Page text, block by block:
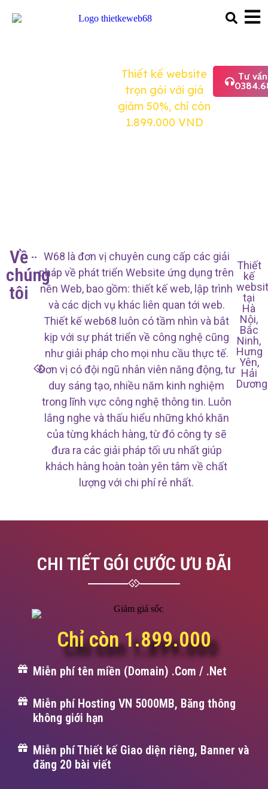
Thiết kế website
trọn gói với giá
giảm 50%, chỉ còn
1.899.000 VND
Tư
Về
chúng
tôi
W68 là đơn vị chuyên cung cấp các giải
pháp về phát triển Website ứng dụng trên
nền Web, bao gồm: thiết kế web, lập trình
và các dịch vụ khác liên quan tới web.
Thiết kế web68 luôn có tầm nhìn và bắt
kịp với sự phát triển về công nghệ cũng
như giải pháp cho mọi nhu cầu thực tế.
Đơn vị có đội ngũ nhân viên năng động, tư
duy sáng tạo, nhiều năm kinh nghiệm
trong lĩnh vực công nghệ thông tin. Luôn
lắng nghe và thấu hiểu những khó khăn
của từng khách hàng, từ đó công ty sẽ
đưa ra các giải pháp tối ưu nhất giúp
khách hàng hoàn toàn yên tâm về chất
lượng với chi phí rẻ nhất.
Thiết
kế
tại
Hà
Nội,
Bắc
Ninh,
Hưng
Yên,
Hải
Dương
CHI TIẾT GÓI CƯỚC ƯU ĐÃI
Chỉ còn 1.899.000
Miễn phí tên miền (Domain) .Com / .Net
Miễn phí Hosting VN 5000MB, Băng thông
không giới hạn
Miễn phí Thiết kế Giao diện riêng, Banner và
đăng 20 bài viết